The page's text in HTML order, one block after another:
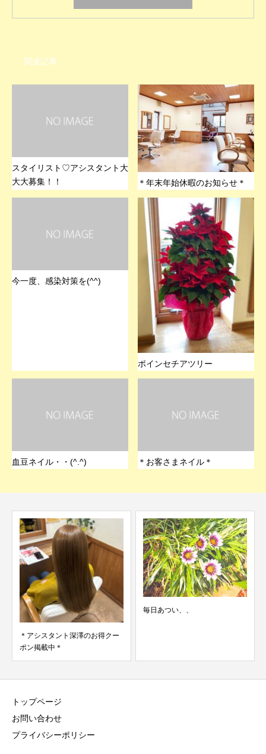
関連記事
スタイリスト♡アシスタント大
大大募集！！
＊年末年始休暇のお知らせ＊
今一度、感染対策を(^^)
ポインセチアツリー
血豆ネイル・・(^.^) ＊お客さまネイル＊
＊アシスタント深澤のお得クー
ポン掲載中＊
毎日あつい、、
トップページ
お問い合わせ
プライバシーポリシー